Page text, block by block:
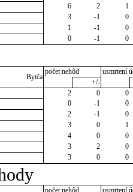
6 2
1
3 -1
0
1 -1
0
0 -1 0
Bytča
počet nehôd
usmrtení
+/-
2 0
0
0 -1
0
2 -1
0
3 0
1
4 0
0
3 2
0
3 0 0